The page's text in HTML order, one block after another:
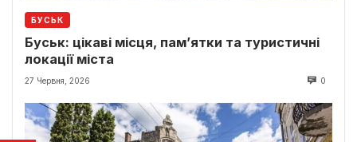
БУСЬК
Буськ: цікаві місця, пам’ятки та туристичні
локації міста
27 Червня, 2026 0